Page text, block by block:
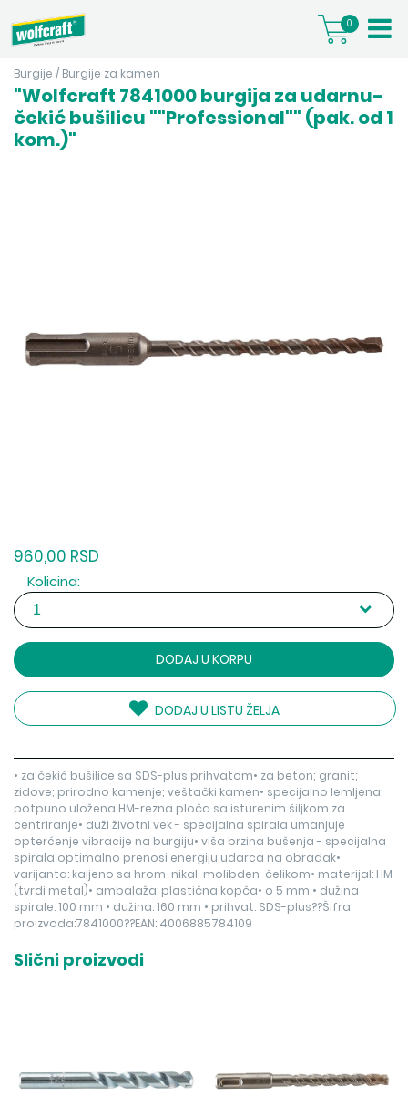
0
Burgije / Burgije za kamen
"Wolfcraft 7841000 burgija za udarnu-
čekić bušilicu ""Professional"" (pak. od 1
kom.)"
960,00 RSD
Kolicina:
DODAJ U KORPU
DODAJ U LISTU ŽELJA
• za čekić bušilice sa SDS-plus prihvatom• za beton; granit;
zidove; prirodno kamenje; veštački kamen• specijalno lemljena;
potpuno uložena HM-rezna ploča sa isturenim šiljkom za
centriranje• duži životni vek - specijalna spirala umanjuje
opterćenje vibracije na burgiju• viša brzina bušenja - specijalna
spirala optimalno prenosi energiju udarca na obradak•
varijanta: kaljeno sa hrom-nikal-molibden-čelikom• materijal: HM
(tvrdi metal)• ambalaža: plastična kopča• o 5 mm • dužina
spirale: 100 mm • dužina: 160 mm • prihvat: SDS-plus??Šifra
proizvoda:7841000??EAN: 4006885784109
Slični proizvodi